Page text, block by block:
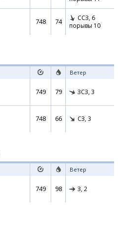
748 74 ССЗ, 6
порывы 10
Ветер
749 79 ЗСЗ, 3
748 66 СЗ, 3
Ветер
749 98 З, 2